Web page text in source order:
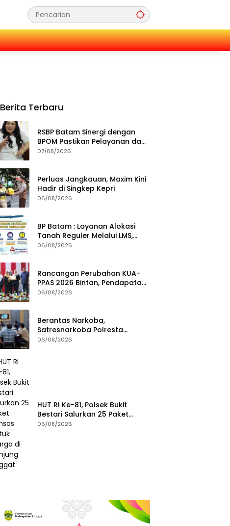
Berita Terbaru
RSBP Batam Sinergi dengan
BPOM Pastikan Pelayanan dan
Ketersediaan Obat Aman
07/08/2026
Perluas Jangkauan, Maxim Kini
Hadir di Singkep Kepri
06/08/2026
BP Batam : Layanan Alokasi
Tanah Reguler Melalui LMS,
Waspadai Penipuan Atasnama
06/08/2026
Rancangan Perubahan KUA-
PPAS 2026 Bintan, Pendapatan
Transfer Pusat Diproyeksi Naik
06/08/2026
Berantas Narkoba,
Satresnarkoba Polresta
Tanjungpinang Perkuat Sinergi
06/08/2026
HUT RI Ke-81, Polsek Bukit
Bestari Salurkan 25 Paket
Bansos Untuk Warga di
06/08/2026